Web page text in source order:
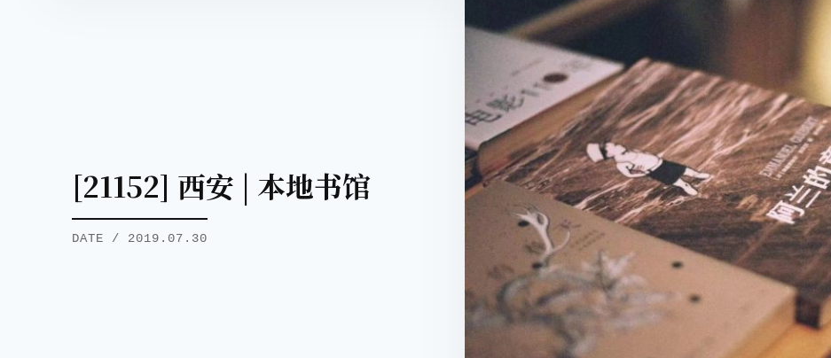
[21152] 西安 | 本地书馆
DATE / 2019.07.30